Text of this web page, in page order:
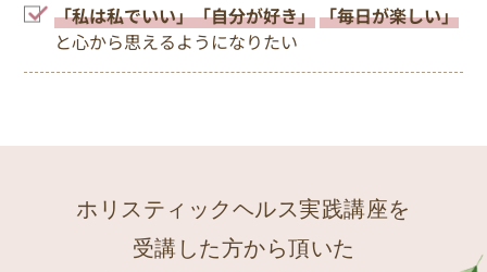
「私は私でいい」「自分が好き」「毎日が楽しい」
と心から思えるようになりたい
ホリスティックヘルス実践講座を
受講した方から頂いた